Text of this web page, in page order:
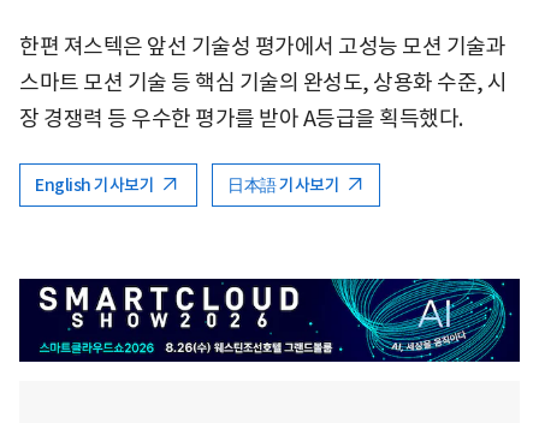
한편 져스텍은 앞선 기술성 평가에서 고성능 모션 기술과
스마트 모션 기술 등 핵심 기술의 완성도, 상용화 수준, 시
장 경쟁력 등 우수한 평가를 받아 A등급을 획득했다.
English 기사보기 日本語 기사보기